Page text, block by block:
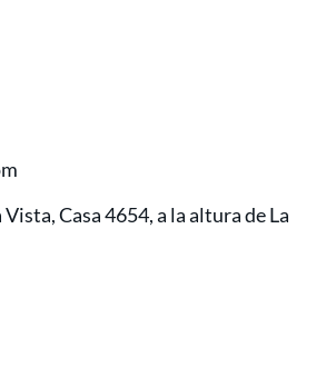
Casa 4654, a la altura de La